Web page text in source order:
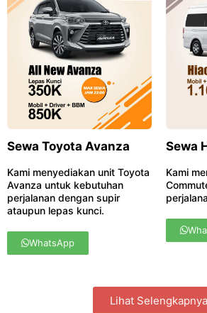
Sewa Toyota Avanza
Kami menyediakan unit Toyota
Avanza untuk kebutuhan
perjalanan dengan supir
ataupun lepas kunci.
WhatsApp
Sewa
Kami
Lihat Selengkapnya